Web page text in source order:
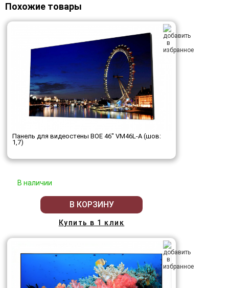
Похожие товары
Панель для видеостены BOE 46" VM46L-A (шов:
1,7)
В наличии
В КОРЗИНУ
Купить в 1 клик